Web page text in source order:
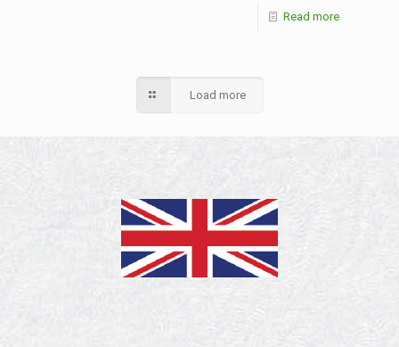
Read more
Load more